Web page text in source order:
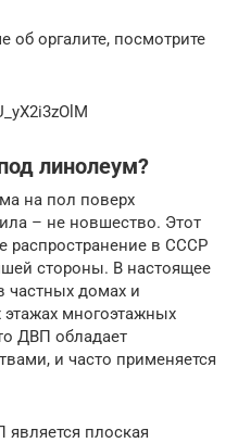
об оргалите, посмотрите
линолеум?
на пол поверх
– не новшество. Этот
распространение в СССР
стороны. В настоящее
частных домах и
этажах многоэтажных
ДВП обладает
и часто применяется
плоская